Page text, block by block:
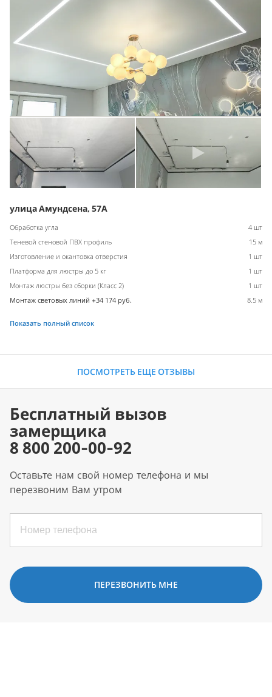
улица Амундсена, 57А
Обработка угла
4 шт
Теневой стеновой ПВХ профиль
15 м
Изготовление и окантовка отверстия
1 шт
Платформа для люстры до 5 кг
1 шт
Монтаж люстры без сборки (Класс 2)
1 шт
Монтаж световых линий +34 174 руб.
8.5 м
Показать полный список
ПОСМОТРЕТЬ ЕЩЕ ОТЗЫВЫ
Бесплатный вызов
замерщика
8 800 200-00-92
Оставьте нам свой номер телефона и мы
перезвоним Вам утром
ПЕРЕЗВОНИТЬ МНЕ